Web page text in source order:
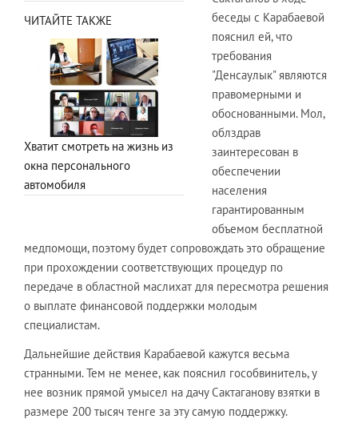
ЧИТАЙТЕ ТАКЖЕ
Хватит смотреть на жизнь из
окна персонального
автомобиля
беседы с Карабаевой
пояснил ей, что
требования
"Денсаулык" являются
правомерными и
обоснованными. Мол,
облздрав
заинтересован в
обеспечении
населения
гарантированным
объемом бесплатной
медпомощи, поэтому будет сопровождать это обращение
при прохождении соответствующих процедур по
передаче в областной маслихат для пересмотра решения
о выплате финансовой поддержки молодым
специалистам.
Дальнейшие действия Карабаевой кажутся весьма
странными. Тем не менее, как пояснил гособвинитель, у
нее возник прямой умысел на дачу Сактаганову взятки в
размере 200 тысяч тенге за эту самую поддержку.